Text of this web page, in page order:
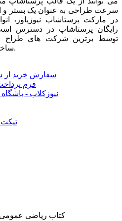
سرعت طراحی به عنوان یک بستر و
در مارکت پرستاشاپ نیوزپاور،
رایگان پرستاشاپ در دسترس
توسط برترین شرکت های طراح
ساخته و توسعه پیدا کرده اند.
سفارش خرید از
فرم
نیوزکلاب - باشگاه
تیکت
کتاب ریاضی عمومی 2 - دکتر عبدالله شیدفر